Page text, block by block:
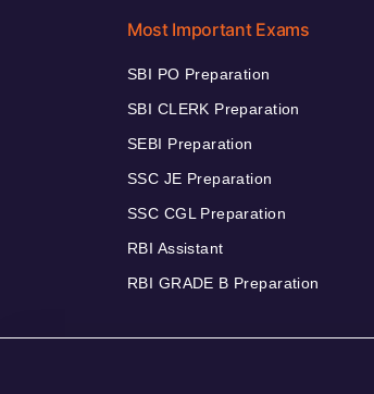
Most Important Exams
SBI PO Preparation
SBI CLERK Preparation
SEBI Preparation
SSC JE Preparation
SSC CGL Preparation
RBI Assistant
RBI GRADE B Preparation